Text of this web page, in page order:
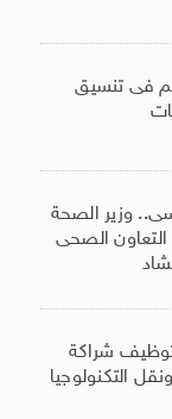
فى تنسيق
وزير الصحة
التعاون الصحى
شراكة
التكنولوجيا